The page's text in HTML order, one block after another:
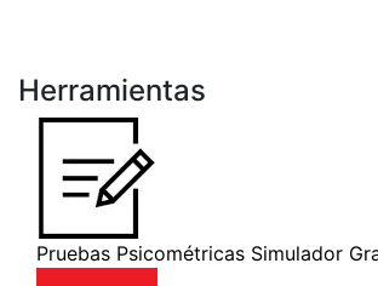
Herramientas